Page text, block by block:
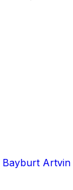
Bayburt Artvin